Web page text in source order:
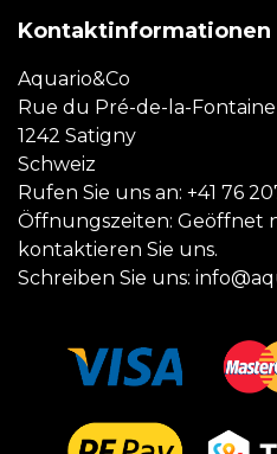
Kontaktinformationen
Aquario&Co
Rue du Pré-de-la-Fontaine
1242 Satigny
Schweiz
Rufen Sie uns an: +41 76
Öffnungszeiten: Geöffnet
kontaktieren Sie uns.
Schreiben Sie uns: